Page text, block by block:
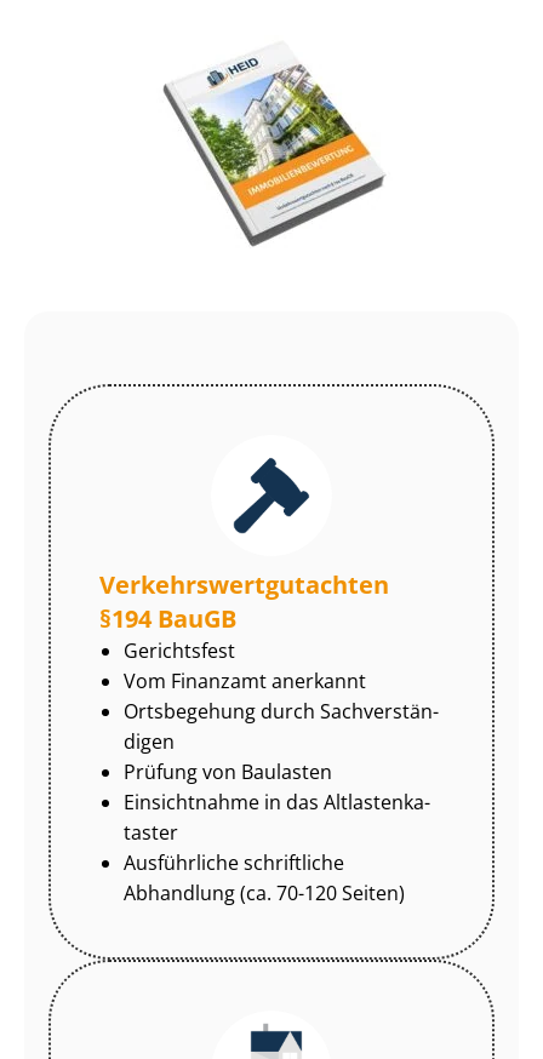
Ver­kehrs­wert­gut­ach­ten
§194 BauGB
Gerichtsfest
Vom Finanzamt anerkannt
Ortsbegehung durch Sach­ver­stän­
di­gen
Prüfung von Baulasten
Einsichtnahme in das Alt­las­ten­ka­
tas­ter
Ausführliche schriftliche
Abhandlung (ca. 70-120 Seiten)